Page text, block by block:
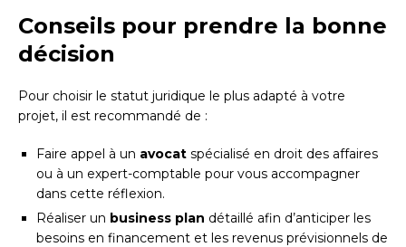
Conseils pour prendre la bonne
décision
Pour choisir le statut juridique le plus adapté à votre
projet, il est recommandé de :
Faire appel à un avocat spécialisé en droit des affaires
ou à un expert-comptable pour vous accompagner
dans cette réflexion.
Réaliser un business plan détaillé afin d’anticiper les
besoins en financement et les revenus prévisionnels de